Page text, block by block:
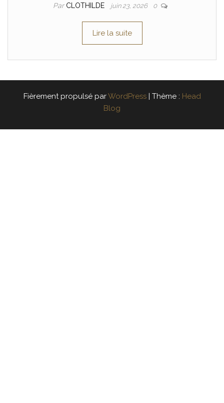
Par CLOTHILDE juin 23, 2026 0
Lire la suite
Fièrement propulsé parWordPress | Thème : Head
Blog